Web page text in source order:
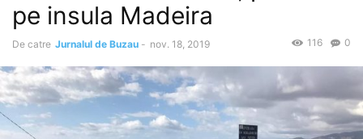
pe insula Madeira
De catre Jurnalul de Buzau - nov. 18, 2019 0
116